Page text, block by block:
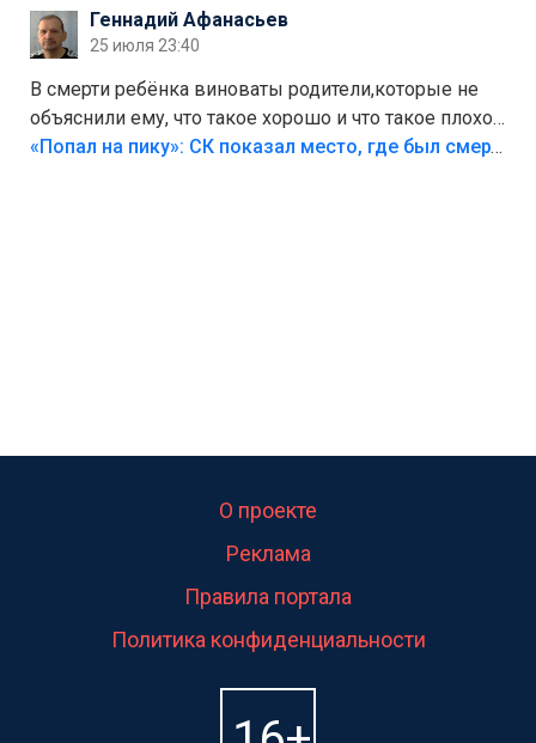
Геннадий Афанасьев
25 июля 23:40
В смерти ребёнка виноваты родители,которые не
объяснили ему, что такое хорошо и что такое плохо!
Лезть через такой забор,верх безумия,есть же
«Попал на пику»: СК показал место, где был смертельно травмирован ребенок в Тольятти
О проекте
Реклама
Правила портала
Политика конфиденциальности